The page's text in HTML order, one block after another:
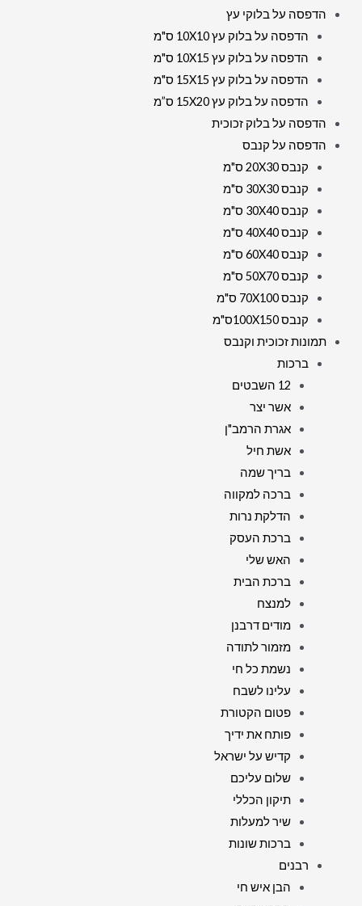
הדפסה על בלוקי עץ
הדפסה על בלוק עץ 10X10 ס"מ
הדפסה על בלוק עץ 10X15 ס"מ
הדפסה על בלוק עץ 15X15 ס"מ
הדפסה על בלוק עץ 15X20 ס”מ
הדפסה על בלוק זכוכית
הדפסה על קנבס
קנבס 20X30 ס"מ
קנבס 30X30 ס"מ
קנבס 30X40 ס"מ
קנבס 40X40 ס"מ
קנבס 60X40 ס"מ
קנבס 50X70 ס"מ
קנבס 70X100 ס"מ
קנבס 100X150ס"מ
תמונות זכוכית וקנבס
ברכות
12 השבטים
אשר יצר
אגרת הרמב"ן
אשת חיל
בריך שמה
ברכה למקווה
הדלקת נרות
ברכת העסק
האש שלי
ברכת הבית
למנצח
מודים דרבנן
מזמור לתודה
נשמת כל חי
עלינו לשבח
פטום הקטורת
פותח את ידיך
קדיש על ישראל
שלום עליכם
תיקון הכללי
שיר למעלות
ברכות שונות
רבנים
הבן איש חי